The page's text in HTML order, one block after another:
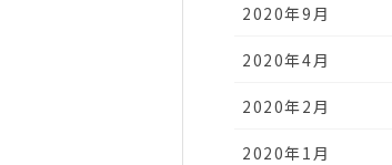
2020年9月
2020年4月
2020年2月
2020年1月